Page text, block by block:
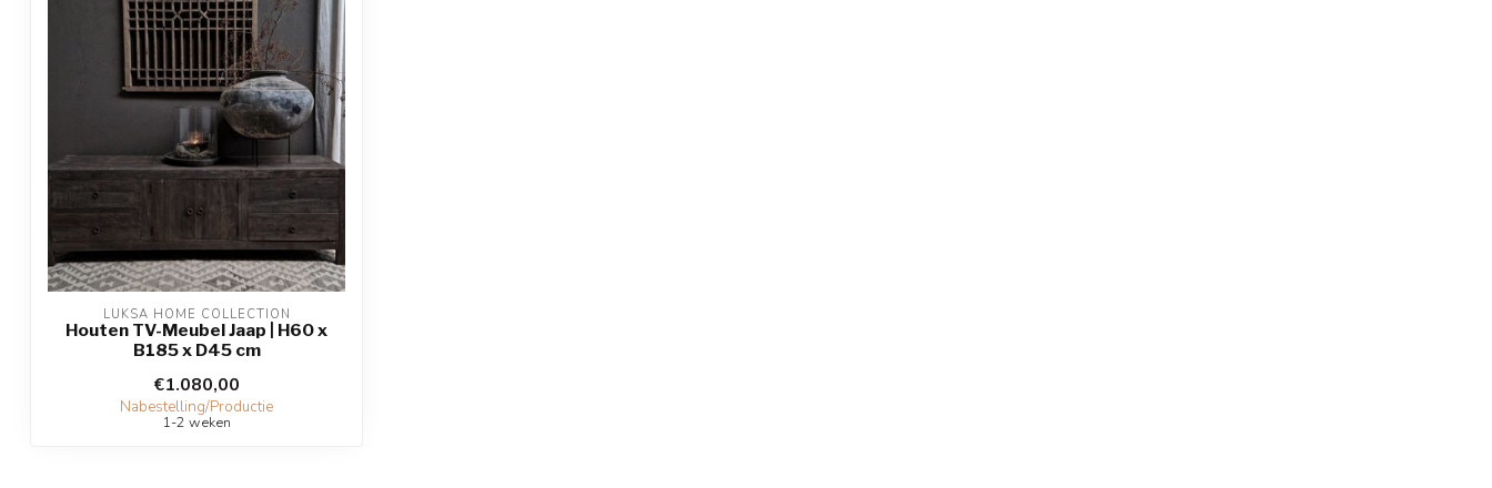
LUKSA HOME COLLECTION
Houten TV-Meubel Jaap | H60 x
B185 x D45 cm
€1.080,00
Nabestelling/Productie
1-2 weken